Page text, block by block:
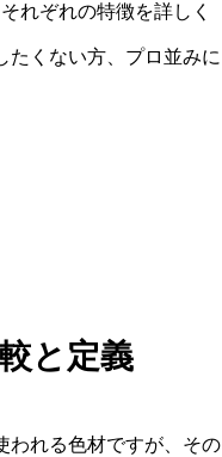
れぞれの特徴を詳しく
たくない方、プロ並みに
と定義
われる色材ですが、その